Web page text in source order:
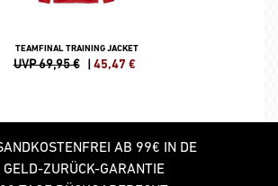
TEAMFINAL TRAINING JACKET
UVP 69,95 € | 45,47 €
AB 99€ IN DE
GELD-ZURÜCK-GARANTIE